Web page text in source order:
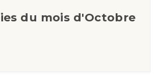
du mois d'Octobre